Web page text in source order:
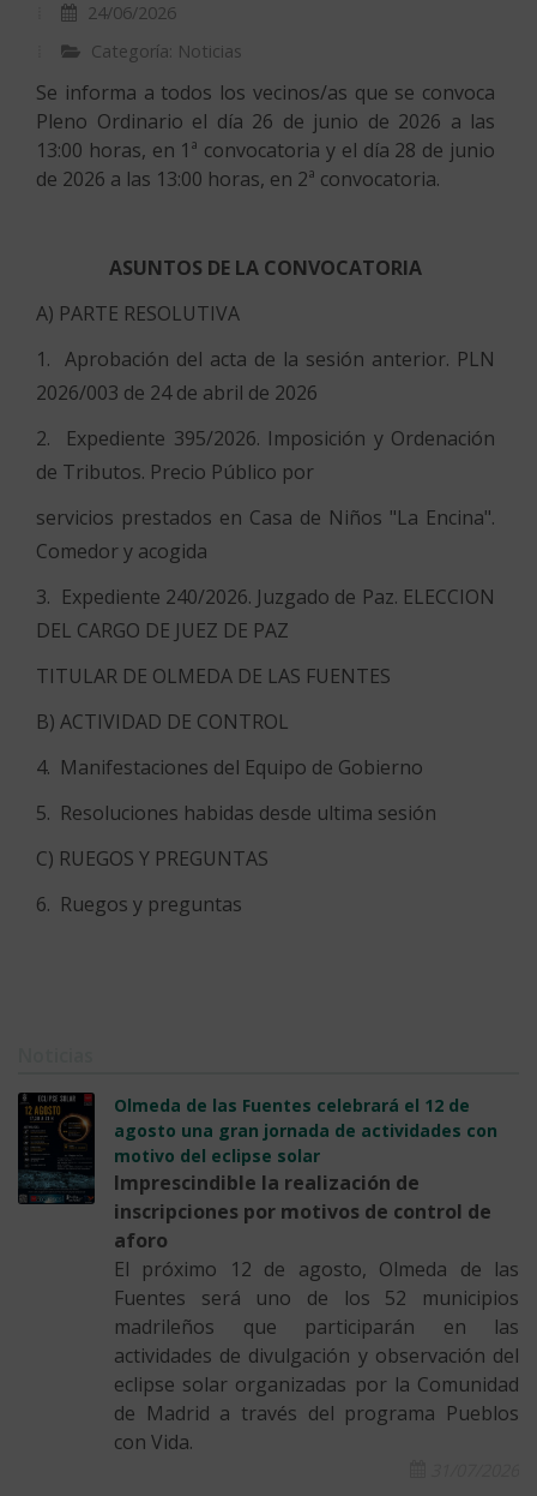
24/06/2026
Categoría: Noticias
Se informa a todos los vecinos/as que se convoca
Pleno Ordinario el día 26 de junio de 2026 a las
13:00 horas, en 1ª convocatoria y el día 28 de junio
de 2026 a las 13:00 horas, en 2ª convocatoria.
ASUNTOS DE LA CONVOCATORIA
A) PARTE RESOLUTIVA
1. Aprobación del acta de la sesión anterior. PLN
2026/003 de 24 de abril de 2026
2. Expediente 395/2026. Imposición y Ordenación
de Tributos. Precio Público por
servicios prestados en Casa de Niños "La Encina".
Comedor y acogida
3. Expediente 240/2026. Juzgado de Paz. ELECCION
DEL CARGO DE JUEZ DE PAZ
TITULAR DE OLMEDA DE LAS FUENTES
B) ACTIVIDAD DE CONTROL
4. Manifestaciones del Equipo de Gobierno
5. Resoluciones habidas desde ultima sesión
C) RUEGOS Y PREGUNTAS
6. Ruegos y preguntas
Olmeda de las Fuentes celebrará el 12 de
agosto una gran jornada de actividades con
motivo del eclipse solar
Imprescindible la realización de
inscripciones por motivos de control de
aforo
El próximo 12 de agosto, Olmeda de las
Fuentes será uno de los 52 municipios
madrileños que participarán en las
actividades de divulgación y observación del
eclipse solar organizadas por la Comunidad
de Madrid a través del programa Pueblos
con Vida.